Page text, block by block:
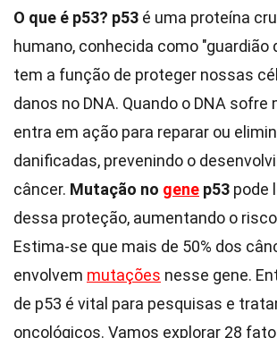
O que é p53? p53 é uma proteína
humano, conhecida como "guardião
tem a função de proteger nossas
danos no DNA. Quando o DNA sofre
entra em ação para reparar ou
danificadas, prevenindo o
câncer. Mutação no gene p53 pode
dessa proteção, aumentando o
Estima-se que mais de 50% dos
envolvem mutações nesse gene.
de p53 é vital para pesquisas e
oncológicos. Vamos explorar 28